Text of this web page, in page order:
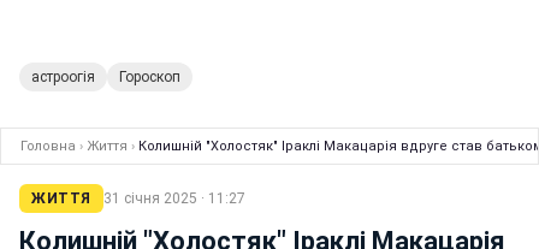
астроогія Гороскоп
Головна › Життя › Колишній "Холостяк" Іраклі Макацарія вдруге став
ЖИТТЯ 31 січня 2025 · 11:27
Колишній "Холостяк" Іраклі Макацарія